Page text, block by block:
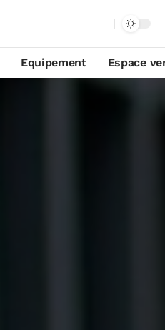
Equipement Espace